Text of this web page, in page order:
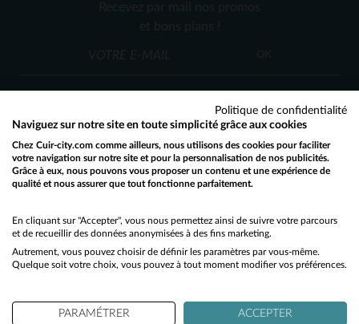
M L
Recevez par mail nos promos
et bons plans !
OK
SERVICE CLIENT
Nos conseillers sont à votre écoute
du lundi au vendredi de 10h à 12h30
et de 13h30 à 18h.
NOS PARTENAIRES DE CONFIANCE
Would you like to be redirected to our English site?
No
Yes
Politique de confidentialité
Naviguez sur notre site en toute simplicité grâce aux cookies
Chez Cuir-city.com comme ailleurs, nous utilisons des cookies pour faciliter
votre navigation sur notre site et pour la personnalisation de nos publicités.
Grâce à eux, nous pouvons vous proposer un contenu et une expérience de
qualité et nous assurer que tout fonctionne parfaitement.
En cliquant sur "Accepter", vous nous permettez ainsi de suivre votre parcours
et de recueillir des données anonymisées à des fins marketing.
Autrement, vous pouvez choisir de définir les paramètres par vous-même.
Quelque soit votre choix, vous pouvez à tout moment modifier vos préférences.
PARAMÉTRER ACCEPTER